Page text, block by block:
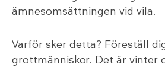
ämnesomsättningen vid vila.
Varför sker detta? Föreställ
grottmänniskor. Det är vinter